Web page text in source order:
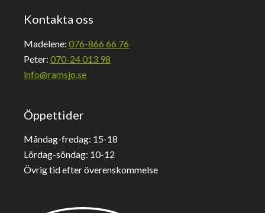
Kontakta oss
Madelene: 076-866 66 76
Peter: 070-24 013 98
info@ramsjo.se
Öppettider
Måndag-fredag: 15-18
Lördag-söndag: 10-12
Övrig tid efter överenskommelse